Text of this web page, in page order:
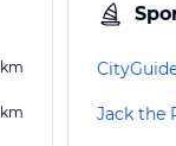
km
km Jack the